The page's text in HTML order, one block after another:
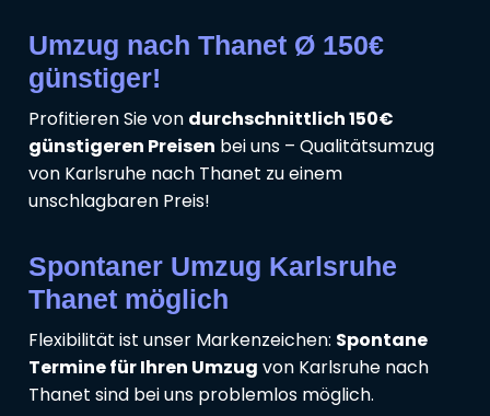
Umzug nach Thanet Ø 150€
günstiger!
Profitieren Sie von durchschnittlich 150€
günstigeren Preisen bei uns – Qualitätsumzug
von Karlsruhe nach Thanet zu einem
unschlagbaren Preis!
Spontaner Umzug Karlsruhe
Thanet möglich
Flexibilität ist unser Markenzeichen: Spontane
Termine für Ihren Umzug von Karlsruhe nach
Thanet sind bei uns problemlos möglich.